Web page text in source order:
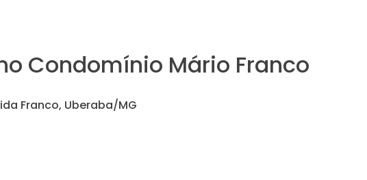
Condomínio Mário Franco
Franco, Uberaba/MG